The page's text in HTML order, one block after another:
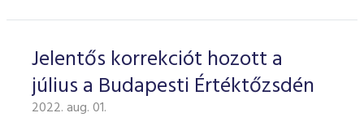
Jelentős korrekciót hozott a
július a Budapesti Értéktőzsdén
2022. aug. 01.